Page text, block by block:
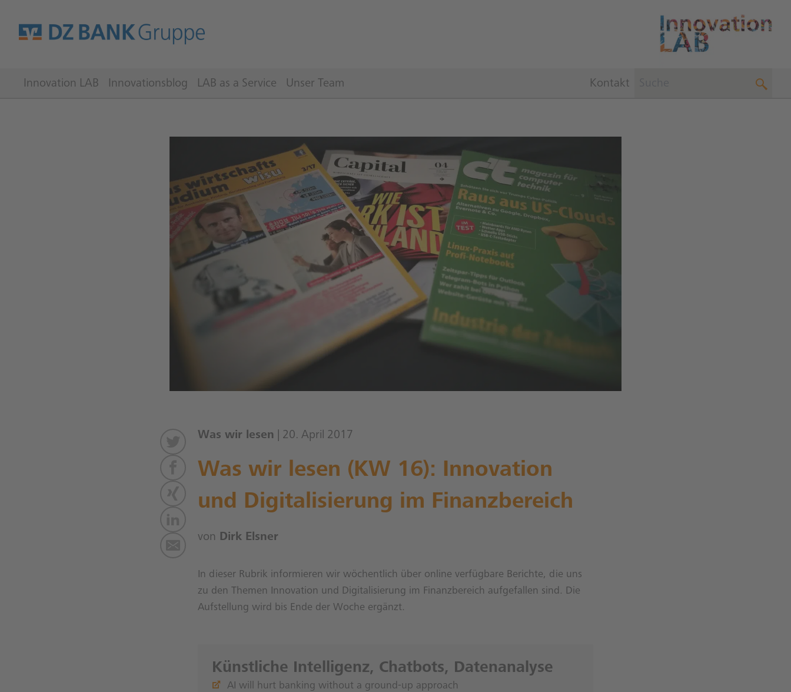
Innovation LAB Innovationsblog LAB as a Service Unser Team Kontakt
Was wir lesen | 20. April 2017
Was wir lesen (KW 16): Innovation
und Digitalisierung im Finanzbereich
von Dirk Elsner
In dieser Rubrik informieren wir wöchentlich über online verfügbare Berichte, die uns
zu den Themen Innovation und Digitalisierung im Finanzbereich aufgefallen sind. Die
Aufstellung wird bis Ende der Woche ergänzt.
Künstliche Intelligenz, Chatbots, Datenanalyse
AI will hurt banking without a ground-up approach